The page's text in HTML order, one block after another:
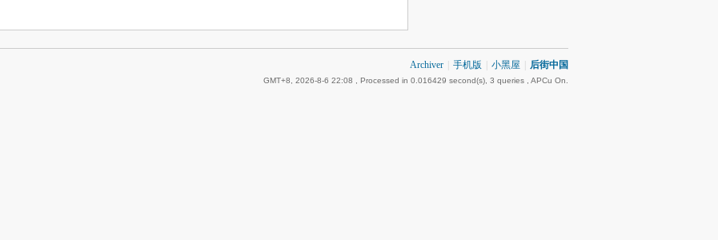
Archiver 手机版 小黑屋 后街中国
GMT+8, 2026-8-6 22:08 , Processed in 0.016429 second(s), 3 queries , APCu On.